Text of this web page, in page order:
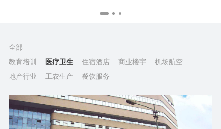
全部
教育培训
医疗卫生 住宿酒店 商业楼宇
机场航空
地产行业
工农生产 餐饮服务